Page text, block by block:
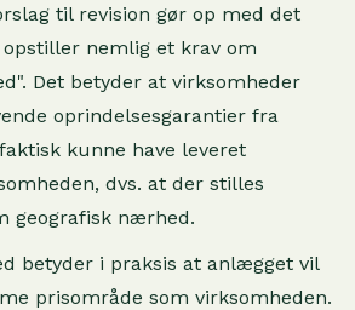
til revision gør op med det
nemlig et krav om
Det betyder at virksomheder
oprindelsesgarantier fra
kunne have leveret
dvs. at der stilles
geografisk nærhed.
betyder i praksis at anlægget vil
prisområde som virksomheden.